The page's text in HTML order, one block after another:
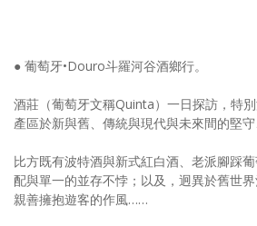
● 葡萄牙•Douro斗羅河谷酒鄉行。
酒莊（葡萄牙文稱Quinta）一日探訪，特
產區於新與舊、傳統與現代與未來間的堅守
比方既有波特酒與新式紅白酒、老派腳踩
配與單一的並存不悖；以及，迥異於舊世
親善擁抱遊客的作風……